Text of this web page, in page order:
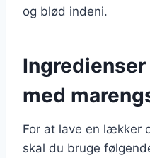
og blød indeni.
med
For at lave en lækker
skal du bruge